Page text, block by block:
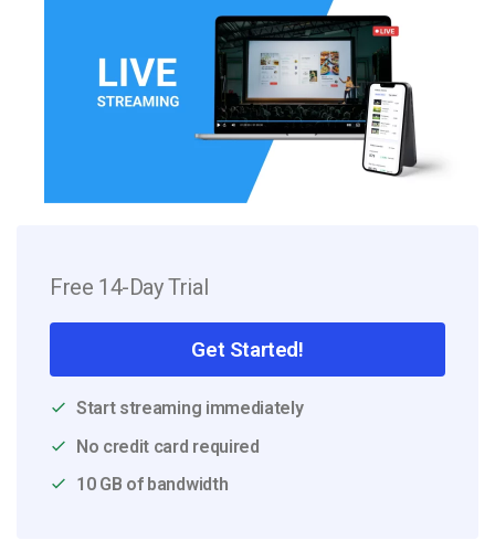
Free 14-Day Trial
Get Started!
Start streaming immediately
No credit card required
10 GB of bandwidth